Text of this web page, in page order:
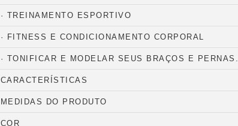
· TREINAMENTO ESPORTIVO
· FITNESS E CONDICIONAMENTO CORPORAL
· TONIFICAR E MODELAR SEUS BRAÇOS E PERNAS.
CARACTERÍSTICAS
MEDIDAS DO PRODUTO
COR